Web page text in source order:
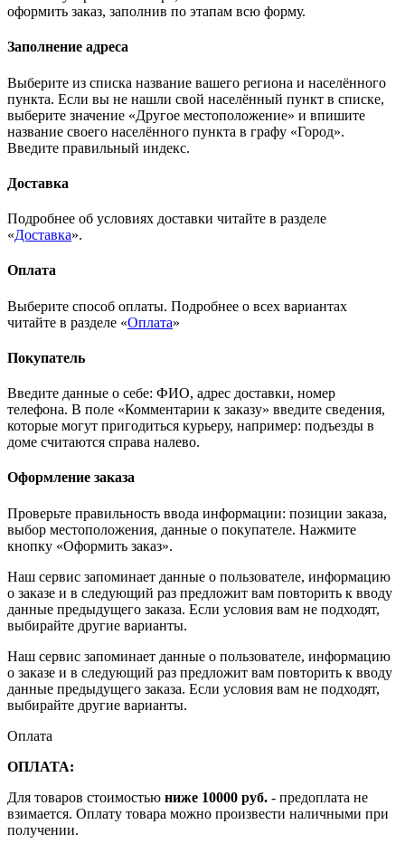
оформить заказ, заполнив по этапам всю форму.
Заполнение адреса
Выберите из списка название вашего региона и населённого
пункта. Если вы не нашли свой населённый пункт в списке,
выберите значение «Другое местоположение» и впишите
название своего населённого пункта в графу «Город».
Введите правильный индекс.
Доставка
Подробнее об условиях доставки читайте в разделе
«Доставка».
Оплата
Выберите способ оплаты. Подробнее о всех вариантах
читайте в разделе «Оплата»
Покупатель
Введите данные о себе: ФИО, адрес доставки, номер
телефона. В поле «Комментарии к заказу» введите сведения,
которые могут пригодиться курьеру, например: подъезды в
доме считаются справа налево.
Оформление заказа
Проверьте правильность ввода информации: позиции заказа,
выбор местоположения, данные о покупателе. Нажмите
кнопку «Оформить заказ».
Наш сервис запоминает данные о пользователе, информацию
о заказе и в следующий раз предложит вам повторить к вводу
данные предыдущего заказа. Если условия вам не подходят,
выбирайте другие варианты.
Наш сервис запоминает данные о пользователе, информацию
о заказе и в следующий раз предложит вам повторить к вводу
данные предыдущего заказа. Если условия вам не подходят,
выбирайте другие варианты.
Оплата
ОПЛАТА:
Для товаров стоимостью ниже 10000 руб. - предоплата не
взимается. Оплату товара можно произвести наличными при
получении.